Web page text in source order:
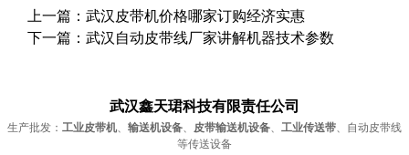
上一篇： 武汉皮带机价格哪家订购经济实惠
下一篇： 武汉自动皮带线厂家讲解机器技术参数
武汉鑫天珺科技有限责任公司
生产批发： 工业皮带机 输送机设备 皮带输送机设备 工业传送带 、自动皮带线
等传送设备